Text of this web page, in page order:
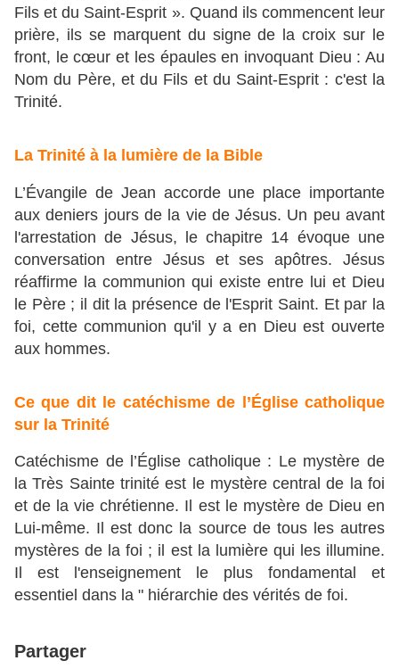
Fils et du Saint-Esprit ». Quand ils commencent leur
prière, ils se marquent du signe de la croix sur le
front, le cœur et les épaules en invoquant Dieu : Au
Nom du Père, et du Fils et du Saint-Esprit : c'est la
Trinité.
La Trinité à la lumière de la Bible
L’Évangile de Jean accorde une place importante
aux deniers jours de la vie de Jésus. Un peu avant
l'arrestation de Jésus, le chapitre 14 évoque une
conversation entre Jésus et ses apôtres. Jésus
réaffirme la communion qui existe entre lui et Dieu
le Père ; il dit la présence de l'Esprit Saint. Et par la
foi, cette communion qu'il y a en Dieu est ouverte
aux hommes.
Ce que dit le catéchisme de l’Église catholique
sur la Trinité
Catéchisme de l’Église catholique : Le mystère de
la Très Sainte trinité est le mystère central de la foi
et de la vie chrétienne. Il est le mystère de Dieu en
Lui-même. Il est donc la source de tous les autres
mystères de la foi ; il est la lumière qui les illumine.
Il est l'enseignement le plus fondamental et
essentiel dans la " hiérarchie des vérités de foi.
Partager